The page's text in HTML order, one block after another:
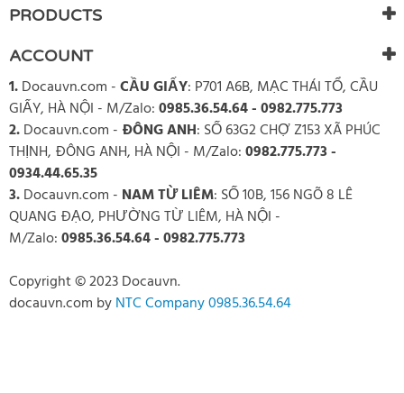
PRODUCTS
ACCOUNT
1.Docauvn.com -CẦU GIẤY: P701 A6B, MẠC THÁI TỔ, CẦU
GIẤY, HÀ NỘI - M/Zalo:0985.36.54.64 - 0982.775.773
2.Docauvn.com - ĐÔNG ANH: SỐ 63G2 CHỢ Z153 XÃ PHÚC
THỊNH, ĐÔNG ANH, HÀ NỘI - M/Zalo:0982.775.773 -
0934.44.65.35
3.Docauvn.com - NAM TỪ LIÊM: SỐ 10B, 156 NGÕ 8 LÊ
QUANG ĐẠO, PHƯỜNG TỪ LIÊM, HÀ NỘI -
M/Zalo:0985.36.54.64 - 0982.775.773
Copyright © 2023 Docauvn.
docauvn.com byNTC Company 0985.36.54.64